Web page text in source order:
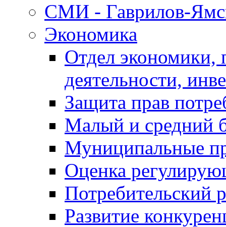
СМИ - Гаврилов-
Экономика
Отдел экономики,
деятельности,
Защита прав
Малый и средний
Муниципальные
Оценка
Потребительский
Развитие